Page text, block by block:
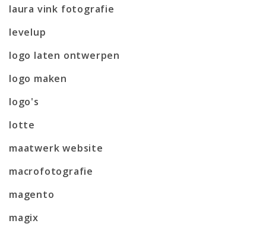
laura vink fotografie
levelup
logo laten ontwerpen
logo maken
logo's
lotte
maatwerk website
macrofotografie
magento
magix